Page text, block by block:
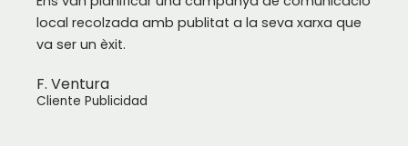
local recolzada amb publitat a la seva xarxa que
va ser un èxit.
F. Ventura
Cliente Publicidad